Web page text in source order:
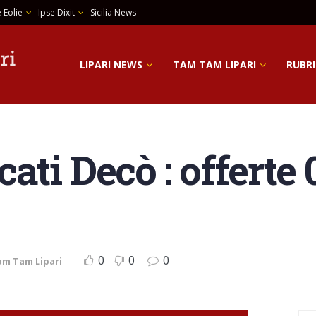
Eolie Ipse Dixit Sicilia News
LIPARI NEWS TAM TAM LIPARI
Decò : offerte
Tam Lipari 0 0 0